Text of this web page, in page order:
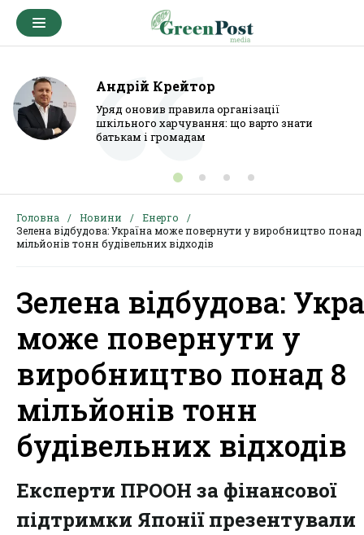
Андрій Крейтор
Уряд оновив правила організації
шкільного харчування: що варто знати
батькам і громадам
Головна Новини
Енерго
Зелена відбудова: Україна може повернути у виробництво понад
мільйонів тонн будівельних відходів
Зелена відбудова:
може повернути у
виробництво понад 8
мільйонів тонн
будівельних відходів
Експерти ПРООН за фінансової
підтримки Японії презентували